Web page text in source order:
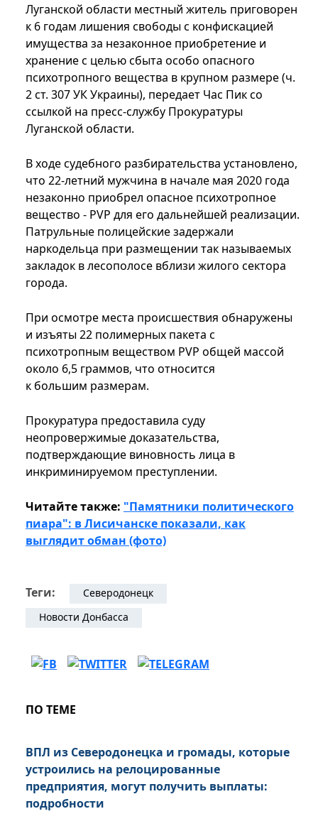
Луганской области местный житель приговорен
к 6 годам лишения свободы с конфискацией
имущества за незаконное приобретение и
хранение с целью сбыта особо опасного
психотропного вещества в крупном размере (ч.
2 ст. 307 УК Украины), передает Час Пик со
ссылкой на пресс-службу Прокуратуры
Луганской области.
В ходе судебного разбирательства установлено,
что 22-летний мужчина в начале мая 2020 года
незаконно приобрел опасное психотропное
вещество - PVP для его дальнейшей реализации.
Патрульные полицейские задержали
наркодельца при размещении так называемых
закладок в лесополосе вблизи жилого сектора
города.
При осмотре места происшествия обнаружены
и изъяты 22 полимерных пакета с
психотропным веществом PVP общей массой
около 6,5 граммов, что относится
к большим размерам.
Прокуратура предоставила суду
неопровержимые доказательства,
подтверждающие виновность лица в
инкриминируемом преступлении.
Читайте также: "Памятники политического
пиара": в Лисичанске показали, как
выглядит обман (фото)
Теги:
Северодонецк
Новости Донбасса
ПО ТЕМЕ
ВПЛ из Северодонецка и громады, которые
устроились на релоцированные
предприятия, могут получить выплаты:
подробности